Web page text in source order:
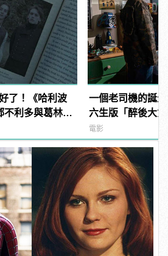
了！《哈利波
不利多與葛林戴
！
一個老司機的誕
六生版「醉後大
透透？！
電影